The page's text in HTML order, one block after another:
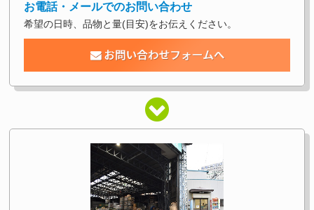
お電話・メールでのお問い合わせ
希望の日時、品物と量(目安)をお伝えください。